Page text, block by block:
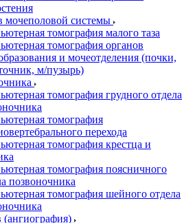
мочеполовой системы
томография малого таза
томография органов
и мочеотделения (почки,
м/пузырь)
томография грудного отдела
томография
перехода
томография крестца и
томография поясничного
позвоночника
томография шейного отдела
(ангиография)